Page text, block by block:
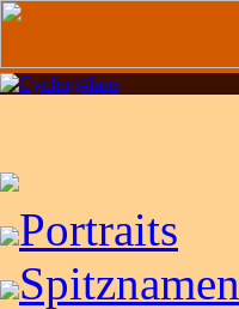
Portraits
Spitznamen